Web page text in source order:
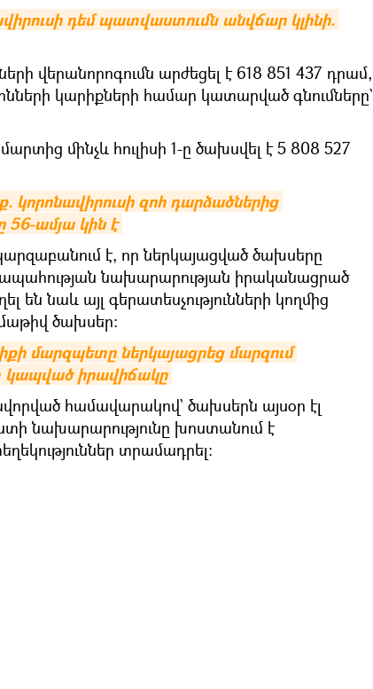
դեմ պատվաստումն անվճար կլինի.
վերանորոգումն արժեցել է 618 851 437 դրամ,
կարիքների համար կատարված գնումները`
մինչև hուլիսի 1-ը ծախսվել է 5 808 527
կորոնավիրուսի զոհ դարձածներից
ամյա կին է
է, որ ներկայացված ծախսերը
նախարարության իրականացրած
են նաև այլ գերատեսչությունների կողմից
ծախսեր։
մարզպետը ներկայացրեց մարզում
կապված իրավիճակը
համավարակով` ծախսերն այսօր էլ
նախարարությունը խոստանում է
տրամադրել: